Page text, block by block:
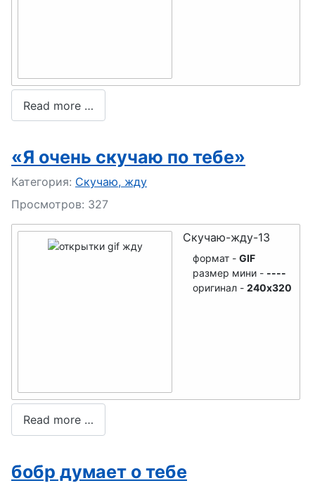
Read more …
«Я очень скучаю по тебе»
Подробности
Категория: Скучаю, жду
Просмотров: 327
Скучаю-жду-13
формат - GIF
размер мини - ----
оригинал - 240x320
Read more …
бобр думает о тебе